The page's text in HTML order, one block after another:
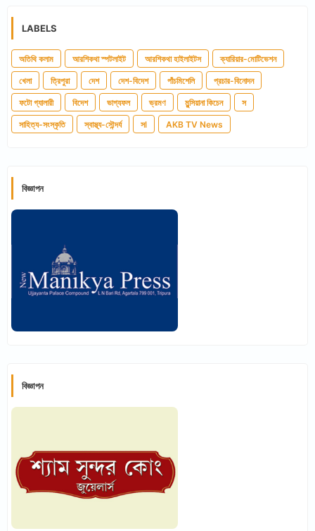
LABELS
অতিথি কলাম আরশিকথা স্পটলাইট আরশিকথা হাইলাইটস ক্যারিয়ার-মোটিভেশন
খেলা ত্রিপুরা দেশ দেশ-বিদেশ পাঁচমিশেলি প্রচার-বিনোদন
ফটো গ্যালারী বিদেশ ভাগ্যফল ভ্রমণ মুন্সিয়ানা কিচেন স
সাহিত্য-সংস্কৃতি স্বাস্থ্য-সৌন্দর্য সl AKB TV News
বিজ্ঞাপন
বিজ্ঞাপন